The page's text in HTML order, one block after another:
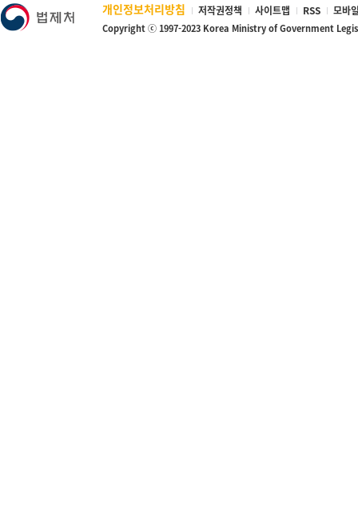
개인정보처리방침 저작권정책 사이트맵 RSS 모바
Copyright ⓒ 1997-2023 Korea Ministry of Government